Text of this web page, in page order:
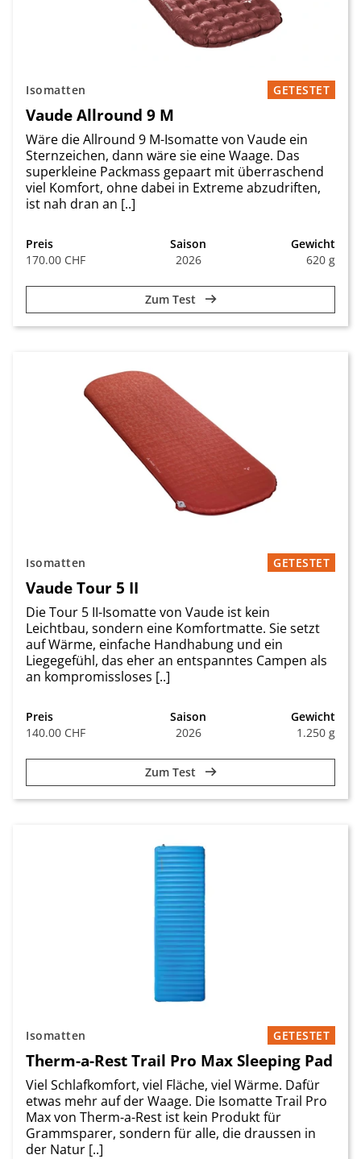
Isomatten GETESTET
Vaude Allround 9 M
Wäre die Allround 9 M-Isomatte von Vaude ein
Sternzeichen, dann wäre sie eine Waage. Das
superkleine Packmass gepaart mit überraschend
viel Komfort, ohne dabei in Extreme abzudriften,
ist nah dran an [..]
Preis
170.00 CHF
Saison
2026
Gewicht
620 g
Zum Test
Isomatten GETESTET
Vaude Tour 5 II
Die Tour 5 II-Isomatte von Vaude ist kein
Leichtbau, sondern eine Komfortmatte. Sie setzt
auf Wärme, einfache Handhabung und ein
Liegegefühl, das eher an entspanntes Campen als
an kompromissloses [..]
Preis
140.00 CHF
Saison
2026
Gewicht
1.250 g
Zum Test
Isomatten GETESTET
Therm-a-Rest Trail Pro Max Sleeping Pad
Viel Schlafkomfort, viel Fläche, viel Wärme. Dafür
etwas mehr auf der Waage. Die Isomatte Trail Pro
Max von Therm-a-Rest ist kein Produkt für
Grammsparer, sondern für alle, die draussen in
der Natur [..]